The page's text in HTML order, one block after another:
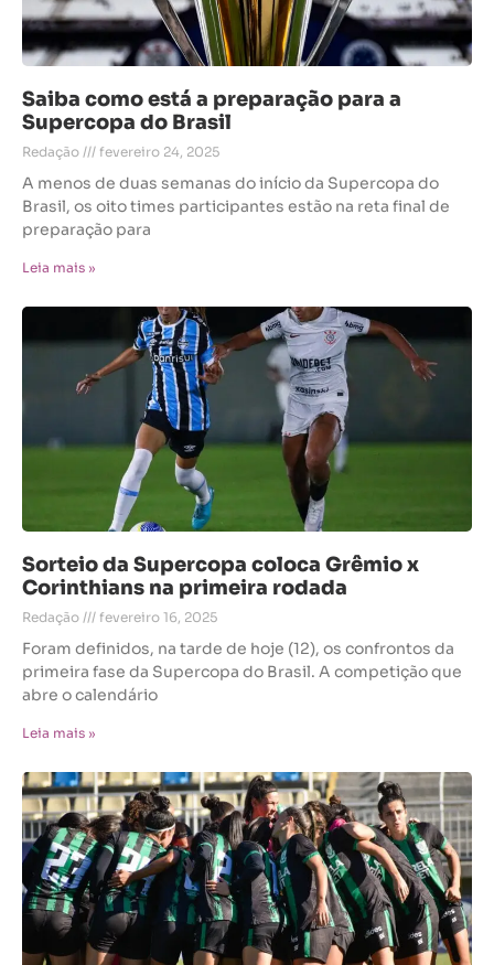
Saiba como está a preparação para a
Supercopa do Brasil
Redação fevereiro 24, 2025
A menos de duas semanas do início da Supercopa do
Brasil, os oito times participantes estão na reta final de
preparação para
Leia mais »
Sorteio da Supercopa coloca Grêmio x
Corinthians na primeira rodada
Redação fevereiro 16, 2025
Foram definidos, na tarde de hoje (12), os confrontos da
primeira fase da Supercopa do Brasil. A competição que
abre o calendário
Leia mais »